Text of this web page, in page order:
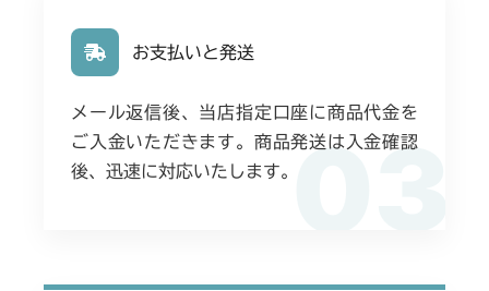
CMX2402HC
フロントデフ FIG4 ナックル
ミッション FIG1 ケース
CMX2502 03
お支払いと発送
メール返信後、当店指定口座に商品代金を
ご入金いただきます。商品発送は入金確認
後、迅速に対応いたします。